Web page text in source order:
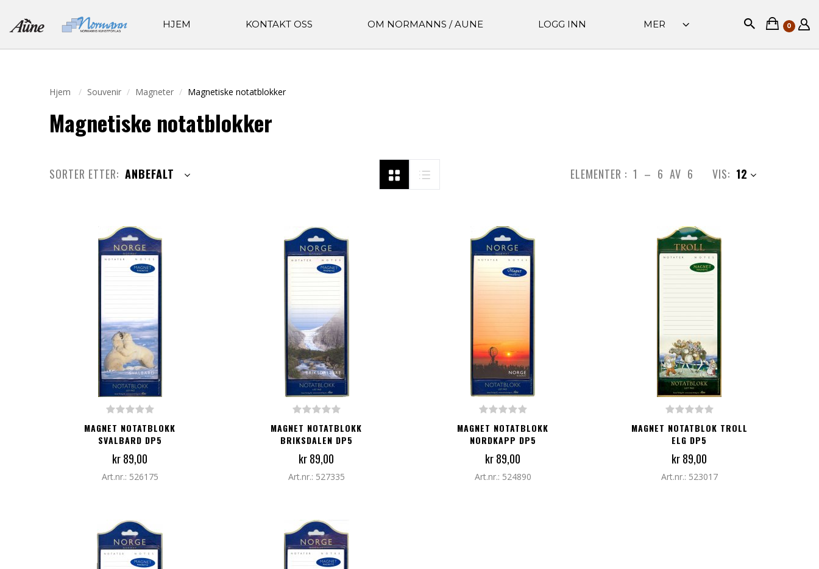
HJEM KONTAKT OSS OM NORMANNS / AUNE LOGG INN MER 0
Hjem Souvenir Magneter Magnetiske notatblokker
Magnetiske notatblokker
ELEMENTER : 1 – 6 AV 6 VIS: 12
SORTER ETTER: ANBEFALT
LEGG TIL I HANDLEKURV
MAGNET NOTATBLOKK
SVALBARD DP5
kr 89,00
Art.nr.: 526175
LEGG TIL I HANDLEKURV
MAGNET NOTATBLOKK
BRIKSDALEN DP5
kr 89,00
Art.nr.: 527335
LEGG TIL I HANDLEKURV
MAGNET NOTATBLOKK
NORDKAPP DP5
kr 89,00
Art.nr.: 524890
LEGG TIL I HANDLEKURV
MAGNET NOTATBLOK TROLL
ELG DP5
kr 89,00
Art.nr.: 523017